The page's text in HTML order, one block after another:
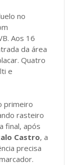
no
Aos 16
da área
Quatro
e
primeiro
rasteiro
final, após
Castro, a
precisa